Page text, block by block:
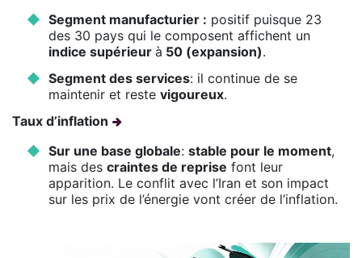
Segment manufacturier : positif puisque 23
des 30 pays qui le composent affichent un
indice supérieur à 50 (expansion).
Segment des services: il continue de se
maintenir et reste vigoureux.
Taux d’inflation
Sur une base globale: stable pour le moment,
mais des craintes de reprise font leur
apparition. Le conflit avec l’Iran et son impact
sur les prix de l’énergie vont créer de l’inflation.